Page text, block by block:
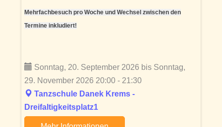
Mehrfachbesuch pro Woche und Wechsel zwischen den
Termine inkludiert!
Sonntag, 20. September 2026 bis Sonntag,
29. November 2026 20:00 - 21:30
Tanzschule Danek Krems -
Dreifaltigkeitsplatz1